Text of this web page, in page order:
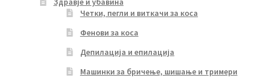
Четки, пегли и виткачи за коса
Фенови за коса
Депилација и епилација
Машинки за бричење, шишање и тримери